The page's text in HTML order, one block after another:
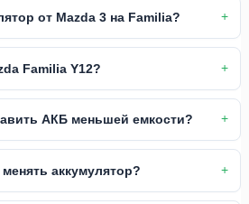
от Mazda 3 на Familia?
Familia Y12?
АКБ меньшей емкости?
аккумулятор?